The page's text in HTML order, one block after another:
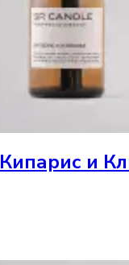
Кипарис и